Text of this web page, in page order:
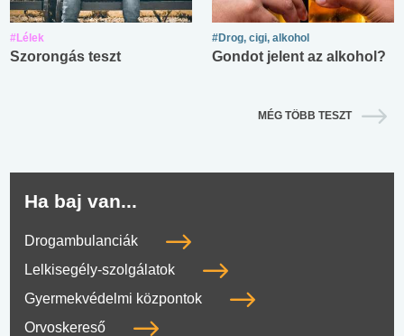
#Lélek
Szorongás teszt
#Drog, cigi, alkohol
Gondot jelent az alkohol?
MÉG TÖBB TESZT
Ha baj van...
Drogambulanciák
Lelkisegély-szolgálatok
Gyermekvédelmi központok
Orvoskereső